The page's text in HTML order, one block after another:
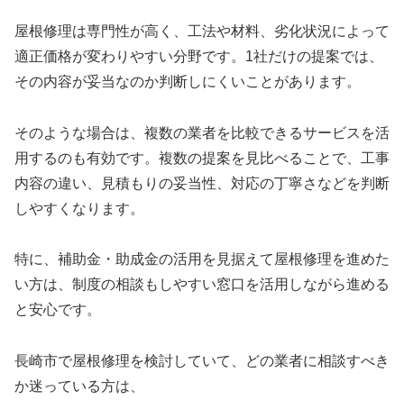
屋根修理は専門性が高く、工法や材料、劣化状況によって
適正価格が変わりやすい分野です。1社だけの提案では、
その内容が妥当なのか判断しにくいことがあります。
そのような場合は、複数の業者を比較できるサービスを活
用するのも有効です。複数の提案を見比べることで、工事
内容の違い、見積もりの妥当性、対応の丁寧さなどを判断
しやすくなります。
特に、補助金・助成金の活用を見据えて屋根修理を進めた
い方は、制度の相談もしやすい窓口を活用しながら進める
と安心です。
長崎市で屋根修理を検討していて、どの業者に相談すべき
か迷っている方は、